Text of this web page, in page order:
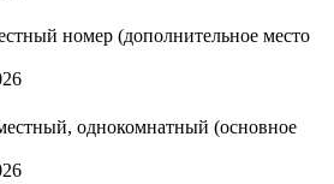
номер (дополнительное место
однокомнатный (основное